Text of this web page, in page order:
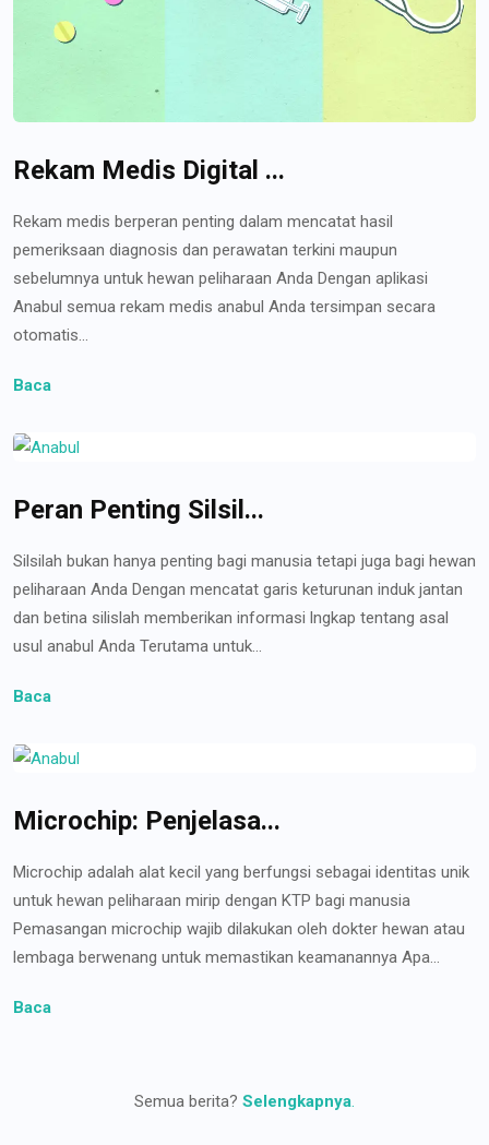
Rekam Medis Digital ...
Rekam medis berperan penting dalam mencatat hasil
pemeriksaan diagnosis dan perawatan terkini maupun
sebelumnya untuk hewan peliharaan Anda Dengan aplikasi
Anabul semua rekam medis anabul Anda tersimpan secara
otomatis...
Baca
Peran Penting Silsil...
Silsilah bukan hanya penting bagi manusia tetapi juga bagi hewan
peliharaan Anda Dengan mencatat garis keturunan induk jantan
dan betina silislah memberikan informasi lngkap tentang asal
usul anabul Anda Terutama untuk...
Baca
Microchip: Penjelasa...
Microchip adalah alat kecil yang berfungsi sebagai identitas unik
untuk hewan peliharaan mirip dengan KTP bagi manusia
Pemasangan microchip wajib dilakukan oleh dokter hewan atau
lembaga berwenang untuk memastikan keamanannya Apa...
Baca
Semua berita? Selengkapnya.